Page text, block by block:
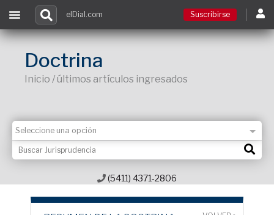
Contacto
elDial.com Suscribirse
Doctrina
Inicio / últimos artículos ingresados
(5411) 4371-2806